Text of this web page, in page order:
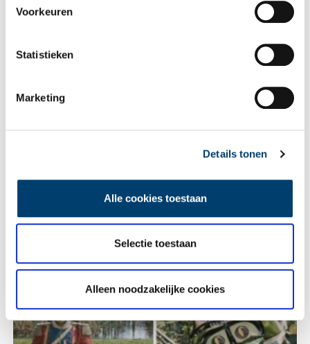
Voorkeuren
Statistieken
Marketing
Details tonen
Alle cookies toestaan
Selectie toestaan
Alleen noodzakelijke cookies
Wist je dat… de oudste afgebeelde Hollanders in deze kerk
Een jaar rond in de Eendenkooi ’t Zand